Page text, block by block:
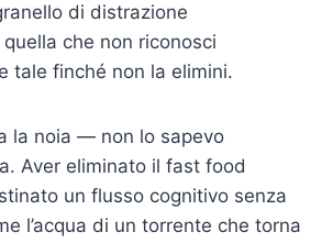
di distrazione
che non riconosci
tale finché non la elimini.
la noia — non lo sapevo
Aver eliminato il fast food
un flusso cognitivo senza
l’acqua di un torrente che torna